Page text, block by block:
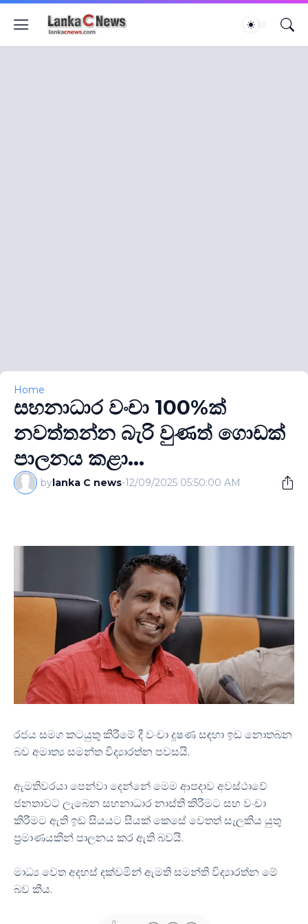
Home
සහනාධාර වංචා 100%ක්
නවත්තන්න බැරි වුණත් ගොඩක්
පාලනය කළා...
bylanka C news-12/09/2025 05:50:00 AM
රජය සමග කටයුතු කිරීමේ දී වංචා දූෂණ සඳහා ඉඩ නොතබන
බව අමාත්‍ය සමන්ත විද්‍යාරත්න පවසයි.
ඇමතිවරයා පෙන්වා දෙන්නේ මෙම ආපදාව අවස්ථාවේ
ජනතාවට ලැබෙන සහනාධාර නාස්ති කිරීමට සහ වංචා
කිරීමට ඇති ඉඩ සියයට සීයක් කෙසේ වෙතත් සැලකිය යුතු
ප්‍රමාණයකින් පාලනය කර ඇති බවයි.
මාධ්‍ය වෙත අදහස් දක්වමින් ඇමති සමන්ති විද්‍යාරත්න මේ
බව කීය.